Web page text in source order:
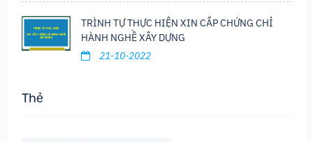
TRÌNH TỰ THỰC HIỆN XIN CẤP CHỨNG CHỈ
HÀNH NGHỀ XÂY DỰNG
21-10-2022
Thẻ